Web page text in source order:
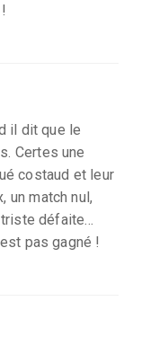
il dit que le
Certes une
costaud et leur
un match nul,
défaite...
pas gagné !